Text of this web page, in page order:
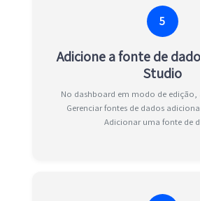
5
Adicione a fonte de
Studio
No dashboard em modo de edição,
Gerenciar fontes de dados
Adicionar uma fonte de